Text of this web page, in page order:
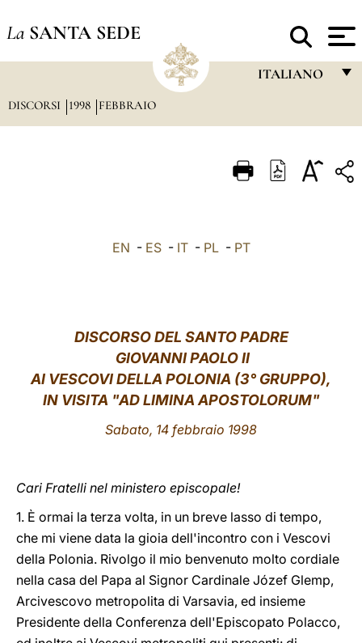
La SANTA SEDE
ITALIANO
ITALIANO
LATINE
DISCORSI 1998 FEBBRAIO
EN - ES- IT- PL- PT
DISCORSO DEL SANTO PADRE
GIOVANNI PAOLO II
AI VESCOVI DELLA POLONIA (3° GRUPPO),
IN VISITA "AD LIMINA APOSTOLORUM"
Sabato, 14 febbraio 1998
Cari Fratelli nel ministero episcopale!
1. È ormai la terza volta, in un breve lasso di tempo,
che mi viene data la gioia dell'incontro con i Vescovi
della Polonia. Rivolgo il mio benvenuto molto cordiale
nella casa del Papa al Signor Cardinale Józef Glemp,
Arcivescovo metropolita di Varsavia, ed insieme
Presidente della Conferenza dell'Episcopato Polacco,